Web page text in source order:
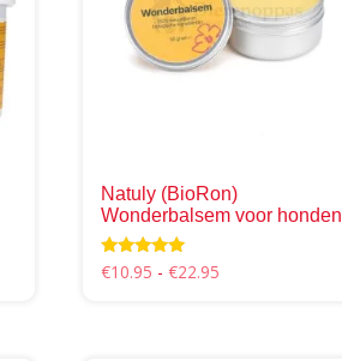
Natuly (BioRon)
Wonderbalsem voor honden
Waardering
5.00
€10.95 - €22.95